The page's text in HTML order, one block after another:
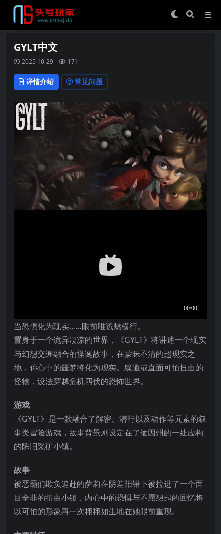
GYLT中文
2025-10-29 171
详情介绍 常见问题
当恐惧化为现实……眼前唯诡魅横行。
置身于一个诡异凄凉的世界，《GYLT》将讲述一个现实
与幻想交缠融合的怪诞故事，在蒙昧不清的超现实之
地，你心中的噩梦将化为现实。躲避或直面可怕扭曲的
怪物，设法穿越危机四伏的恐怖世界。
游戏
《GYLT》是一款融合了解密、潜行以及动作等元素的叙
事类冒险游戏，故事背景则设定在了缅因州的一处虚构
的陈旧采矿小镇。
故事
被恶霸们欺负追赶的萨莉在阴差阳错下被拉进了一个面
目全非的扭曲小镇，内心中的恐惧与不愿想起的回忆将
以可怕的形象再一次栩栩如生地在她眼前重现。